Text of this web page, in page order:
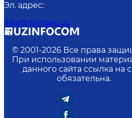
Эл. адрес:
info@mingeo.uz
© 2001-2026 Все права
При использовании
данного сайта ссылка на
обязательна.